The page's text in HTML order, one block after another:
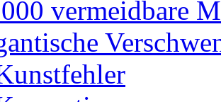
vermeidbare